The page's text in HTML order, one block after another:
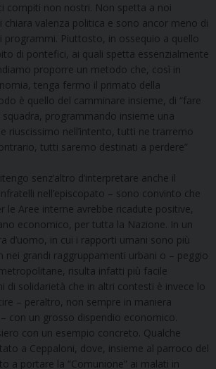
compiti non nostri. Non spetta a noi
valenza politica e sono ancor meno di
programmi. Piuttosto, in ossequio a quello
di pontefici, ai quali spetta essenzialmente
proporre un metodo che, così in
tenga fermo il primato della
è quello del camminare insieme, di “fare
programmando insieme una
riuscissimo nell’intento, tutti ne trarremo
tutti saremo destinati a perdere”
senz’altro d’interpretare anche il
nell’episcopato – sono convinto che
le Aree interne avrebbe ricadute positive,
economico, per tutta la Nazione. In un
d’uomo, in cui i rapporti umani sono più
nei grandi raggruppamenti urbani o – peggio
risulta infatti più facile
di solidarietà che in altri contesti è invece lo
– peraltro, non sempre in maniera
con un grosso dispendio economico.
con un esempio concreto. Qualche
a Ceppaloni, dove, insieme al parroco del
a portare la “Comunione” ai malati in